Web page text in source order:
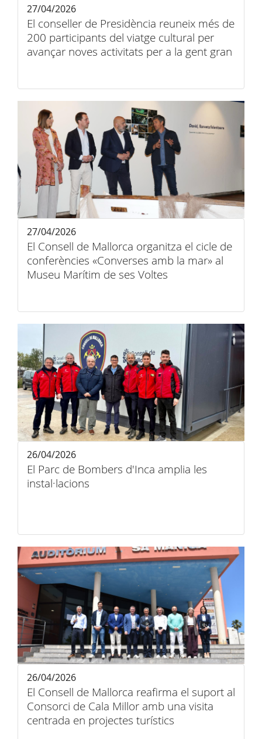
El conseller de Presidència reuneix més de
200 participants del viatge cultural per
avançar noves activitats per a la gent gran
27/04/2026
El Consell de Mallorca organitza el cicle de
conferències «Converses amb la mar» al
Museu Marítim de ses Voltes
27/04/2026
El Parc de Bombers d'Inca amplia les
instal·lacions
26/04/2026
El Consell de Mallorca reafirma el suport al
Consorci de Cala Millor amb una visita
centrada en projectes turístics
26/04/2026